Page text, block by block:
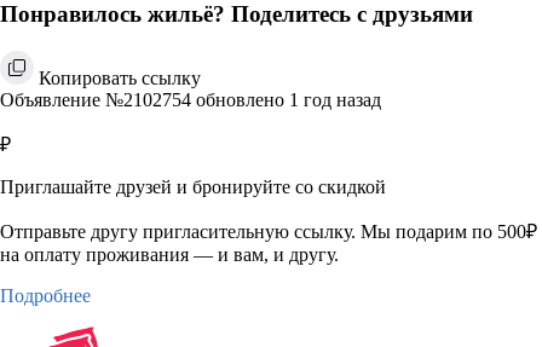
Понравилось жильё? Поделитесь с друзьями
Копировать ссылку
Объявление №2102754 обновлено 1 год назад
₽
Приглашайте друзей и бронируйте со скидкой
Отправьте другу пригласительную ссылку. Мы подарим по 500₽
на оплату проживания — и вам, и другу.
Подробнее